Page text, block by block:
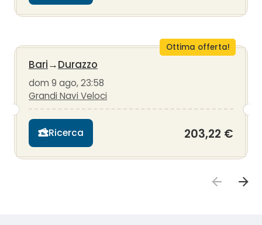
Ottima offerta!
Bari→Durazzo
dom 9 ago, 23:58
Grandi Navi Veloci
Ricerca 203,22 €